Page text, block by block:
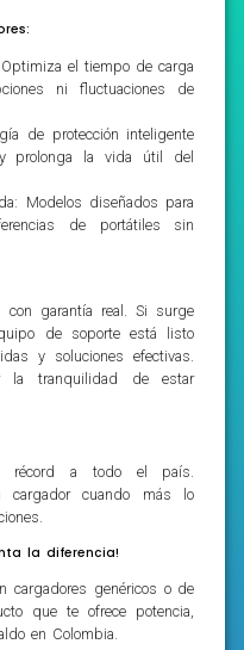
el tiempo de carga
ni fluctuaciones de
de protección inteligente
prolonga la vida útil del
Modelos diseñados para
de portátiles sin
con garantía real. Si surge
de soporte está listo
y soluciones efectivas.
la tranquilidad de estar
récord a todo el país.
cargador cuando más lo
la diferencia!
cargadores genéricos o de
que te ofrece potencia,
en Colombia.